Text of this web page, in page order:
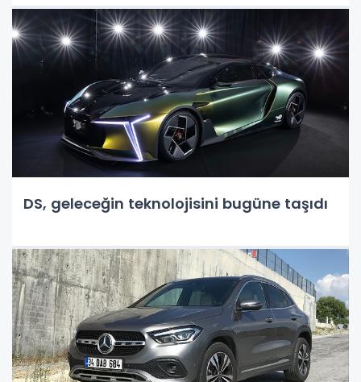
DS, geleceğin teknolojisini bugüne taşıdı